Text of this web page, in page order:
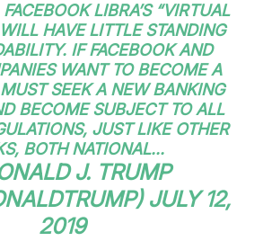
LIBRA’S “VIRTUAL
HAVE LITTLE STANDING
IF FACEBOOK AND
WANT TO BECOME A
SEEK A NEW BANKING
BECOME SUBJECT TO ALL
JUST LIKE OTHER
BOTH NATIONAL...
J. TRUMP
JULY 12,
2019